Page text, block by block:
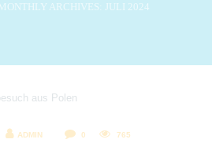
ARCHIVES: JULI 2024
ADMIN 0 765